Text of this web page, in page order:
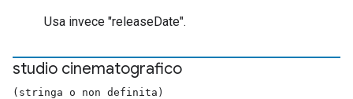
Usa invece "releaseDate".
studio cinematografico
(stringa o non definita)